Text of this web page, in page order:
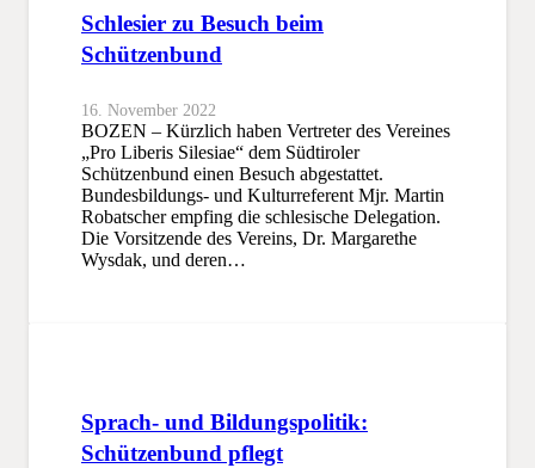
Schlesier zu Besuch beim
Schützenbund
16. November 2022
BOZEN – Kürzlich haben Vertreter des Vereines
„Pro Liberis Silesiae“ dem Südtiroler
Schützenbund einen Besuch abgestattet.
Bundesbildungs- und Kulturreferent Mjr. Martin
Robatscher empfing die schlesische Delegation.
Die Vorsitzende des Vereins, Dr. Margarethe
Wysdak, und deren…
Sprach- und Bildungspolitik:
Schützenbund pflegt